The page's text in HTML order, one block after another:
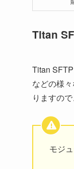
Titan
Titan
などの様
りますの
モジ